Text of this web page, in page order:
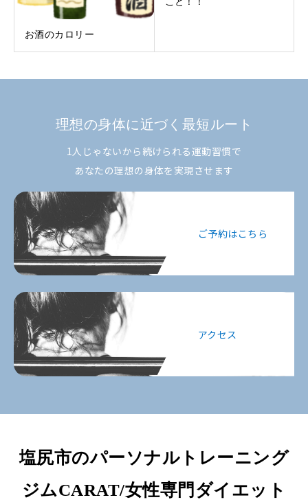
お酒のカロリー
理想の身体に近づく最短ルート
1人じゃないから続けられる運動習慣で
あなたの理想の身体を実現させます
ご予約はこちら
アクセス
塩尻市のパーソナルトレーニング
ジムCARAT/女性専門ダイエット